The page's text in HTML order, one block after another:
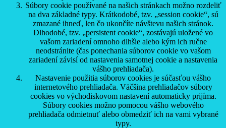
Súbory cookie používané na našich stránkach možno rozdeliť
na dva základné typy. Krátkodobé, tzv. „session cookie“, sú
zmazané ihneď, len čo ukončíte návštevu našich stránok.
Dlhodobé, tzv. „persistent cookie“, zostávajú uložené vo
vašom zariadení omnoho dlhšie alebo kým ich ručne
neodstránite (čas ponechania súborov cookie vo vašom
zariadení závisí od nastavenia samotnej cookie a nastavenia
vášho prehliadača).
Nastavenie použitia súborov cookies je súčasťou vášho
internetového prehliadača. Väčšina prehliadačov súbory
cookies vo východiskovom nastavení automaticky prijíma.
Súbory cookies možno pomocou vášho webového
prehliadača odmietnuť alebo obmedziť ich na vami vybrané
typy.